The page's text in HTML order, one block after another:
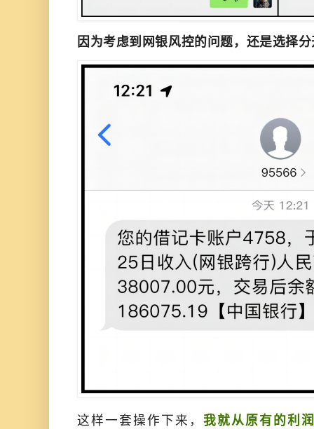
因为考虑到网银风控的问题，还是选择
这样一套操作下来， 我就从原有的利